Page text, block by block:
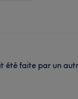
été faite par un